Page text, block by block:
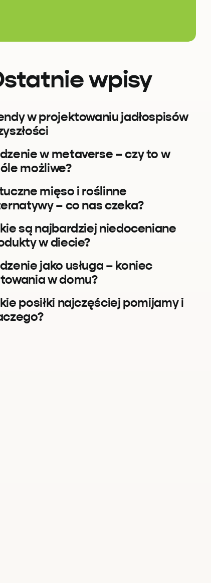
wpisy
w projektowaniu jadłospisów
w metaverse – czy to w
możliwe?
mięso i roślinne
– co nas czeka?
są najbardziej niedoceniane
w diecie?
jako usługa – koniec
w domu?
posiłki najczęściej pomijamy i